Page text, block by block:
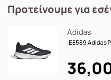
Προτείνουμε για
Adidas
IE8589 Adidas